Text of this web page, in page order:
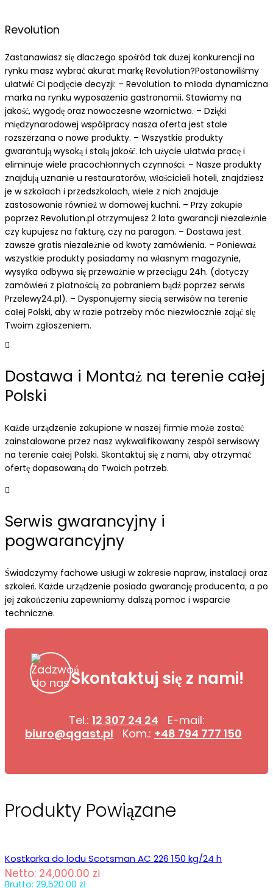
Revolution
Zastanawiasz się dlaczego spośród tak dużej konkurencji na
rynku masz wybrać akurat markę Revolution?Postanowiliśmy
ułatwić Ci podjęcie decyzji: – Revolution to młoda dynamiczna
marka na rynku wyposażenia gastronomii. Stawiamy na
jakość, wygodę oraz nowoczesne wzornictwo. – Dzięki
międzynarodowej współpracy nasza oferta jest stale
rozszerzana o nowe produkty. – Wszystkie produkty
gwarantują wysoką i stałą jakość. Ich użycie ułatwia pracę i
eliminuje wiele pracochłonnych czynności. – Nasze produkty
znajdują uznanie u restauratorów, właścicieli hoteli, znajdziesz
je w szkołach i przedszkolach, wiele z nich znajduje
zastosowanie również w domowej kuchni. – Przy zakupie
poprzez Revolution.pl otrzymujesz 2 lata gwarancji niezależnie
czy kupujesz na fakturę, czy na paragon. – Dostawa jest
zawsze gratis niezależnie od kwoty zamówienia. – Ponieważ
wszystkie produkty posiadamy na własnym magazynie,
wysyłka odbywa się przeważnie w przeciągu 24h. (dotyczy
zamówień z płatnością za pobraniem bądź poprzez serwis
Przelewy24.pl). – Dysponujemy siecią serwisów na terenie
całej Polski, aby w razie potrzeby móc niezwłocznie zająć się
Twoim zgłoszeniem.
Dostawa i Montaż na terenie całej
Polski
Każde urządzenie zakupione w naszej firmie może zostać
zainstalowane przez nasz wykwalifikowany zespół serwisowy
na terenie całej Polski. Skontaktuj się z nami, aby otrzymać
ofertę dopasowaną do Twoich potrzeb.
Serwis gwarancyjny i
pogwarancyjny
Świadczymy fachowe usługi w zakresie napraw, instalacji oraz
szkoleń. Każde urządzenie posiada gwarancję producenta, a po
jej zakończeniu zapewniamy dalszą pomoc i wsparcie
techniczne.
Skontaktuj się z nami!
Tel.: 12 307 24 24
E-mail:
biuro@qgast.pl
Kom.: +48 794 777 150
Produkty Powiązane
Kostkarka do lodu Scotsman AC 226 150 kg/24 h
Netto: 24,000.00 zł
Brutto: 29,520.00 zł